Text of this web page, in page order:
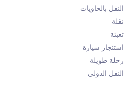
النقل بالحاويات
نقَلة
تعبئة
استئجار سيارة
رحلة طويلة
النقل الدولي